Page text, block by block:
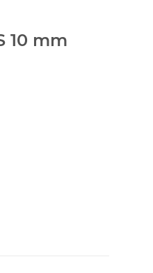
10 mm